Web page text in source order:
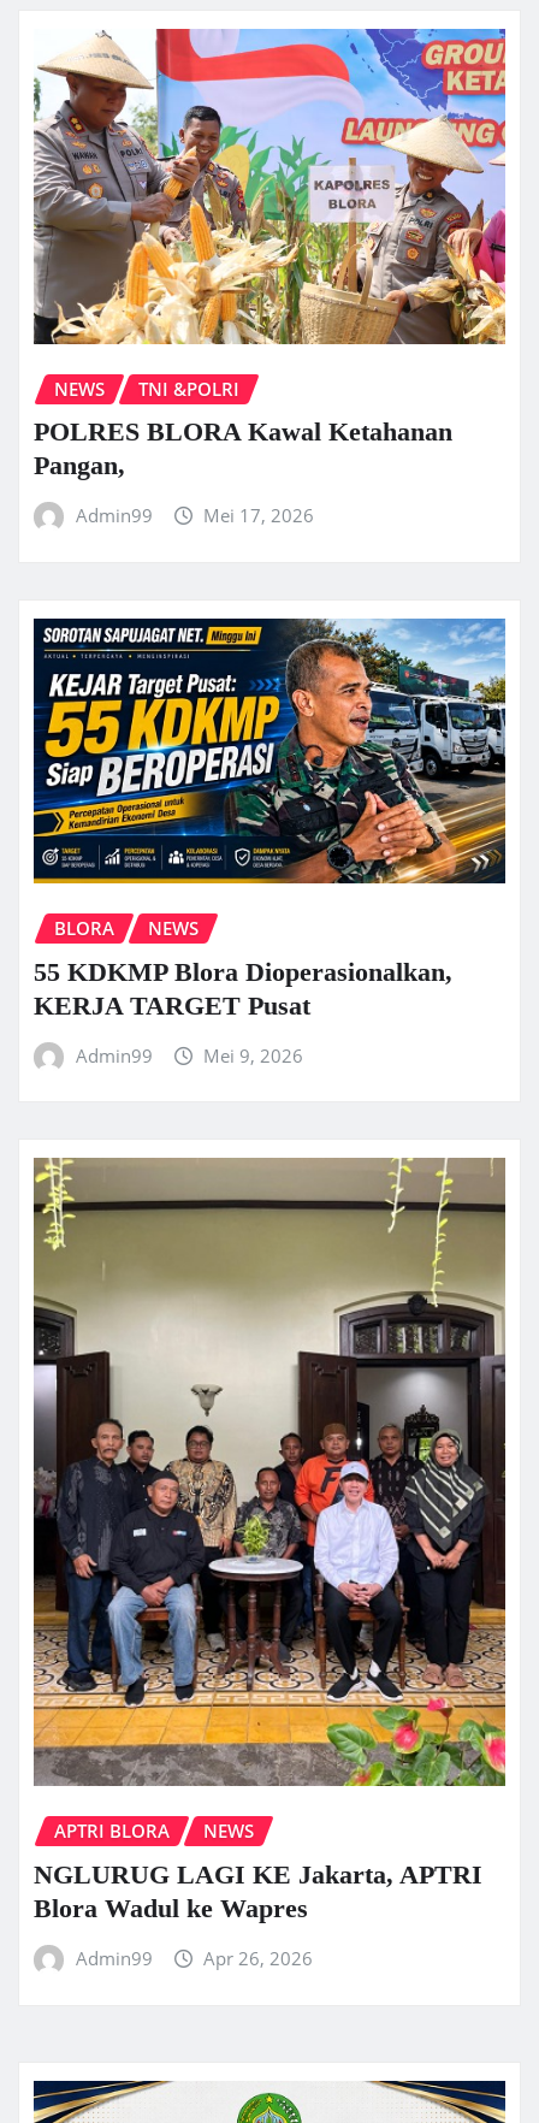
NEWS TNI &POLRI
POLRES BLORA Kawal Ketahanan
Pangan,
Admin99 Mei 17, 2026
BLORA NEWS
55 KDKMP Blora Dioperasionalkan,
KERJA TARGET Pusat
Admin99 Mei 9, 2026
APTRI BLORA NEWS
NGLURUG LAGI KE Jakarta, APTRI
Blora Wadul ke Wapres
Admin99 Apr 26, 2026